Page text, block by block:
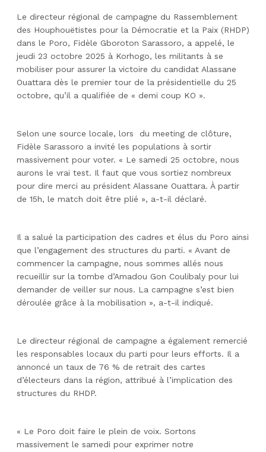
Le directeur régional de campagne du Rassemblement
des Houphouëtistes pour la Démocratie et la Paix (RHDP)
dans le Poro, Fidèle Gboroton Sarassoro, a appelé, le
jeudi 23 octobre 2025 à Korhogo, les militants à se
mobiliser pour assurer la victoire du candidat Alassane
Ouattara dès le premier tour de la présidentielle du 25
octobre, qu’il a qualifiée de « demi coup KO ».
Selon une source locale, lors du meeting de clôture,
Fidèle Sarassoro a invité les populations à sortir
massivement pour voter. « Le samedi 25 octobre, nous
aurons le vrai test. Il faut que vous sortiez nombreux
pour dire merci au président Alassane Ouattara. À partir
de 15h, le match doit être plié », a-t-il déclaré.
Il a salué la participation des cadres et élus du Poro ainsi
que l’engagement des structures du parti. « Avant de
commencer la campagne, nous sommes allés nous
recueillir sur la tombe d’Amadou Gon Coulibaly pour lui
demander de veiller sur nous. La campagne s’est bien
déroulée grâce à la mobilisation », a-t-il indiqué.
Le directeur régional de campagne a également remercié
les responsables locaux du parti pour leurs efforts. Il a
annoncé un taux de 76 % de retrait des cartes
d’électeurs dans la région, attribué à l’implication des
structures du RHDP.
« Le Poro doit faire le plein de voix. Sortons
massivement le samedi pour exprimer notre